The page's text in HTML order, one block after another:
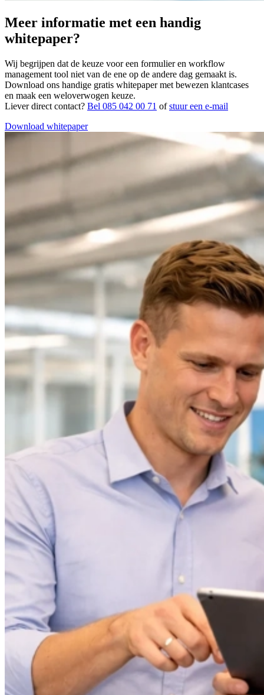
Meer informatie met een handig
whitepaper?
Wij begrijpen dat de keuze voor een formulier en workflow
management tool niet van de ene op de andere dag gemaakt is.
Download ons handige gratis whitepaper met bewezen klantcases
en maak een weloverwogen keuze.
Liever direct contact? Bel 085 042 00 71 of stuur een e-mail
Download whitepaper